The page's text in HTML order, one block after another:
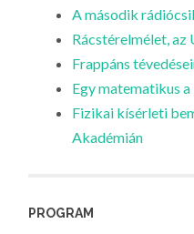
A második
Rácstérelmélet,
Frappáns
Egy matematikus
Fizikai kísérleti
Akadémián
PROGRAM